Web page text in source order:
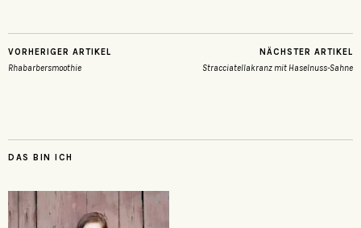
VORHERIGER ARTIKEL
Rhabarbersmoothie
NÄCHSTER ARTIKEL
Stracciatellakranz mit Haselnuss-Sahne
DAS BIN ICH